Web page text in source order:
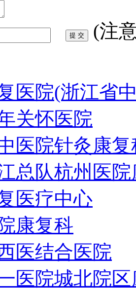
(注
医院(浙江省
关怀医院
医院针灸康复
总队杭州医
医疗中心
康复科
医结合医院
医院城北院